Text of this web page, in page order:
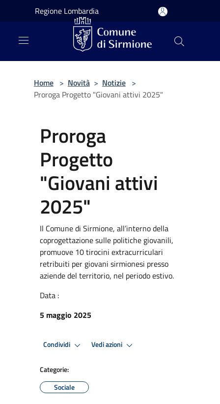
Salta al contenuto principale
Regione Lombardia
Home > Novità > Notizie >
Proroga Progetto "Giovani attivi 2025"
Proroga
Progetto
"Giovani attivi
2025"
Il Comune di Sirmione, all’interno della
coprogettazione sulle politiche giovanili,
promuove 10 tirocini extracurriculari
retribuiti per giovani sirmionesi presso
aziende del territorio, nel periodo estivo.
Data :
5 maggio 2025
Condividi Vedi azioni
Categorie:
Sociale